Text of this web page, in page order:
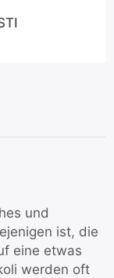
und
ist, die
eine etwas
werden oft